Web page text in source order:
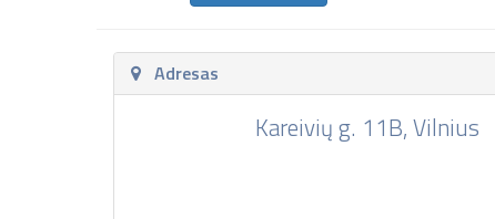
Adresas
Kareivių g. 11B, Vilnius